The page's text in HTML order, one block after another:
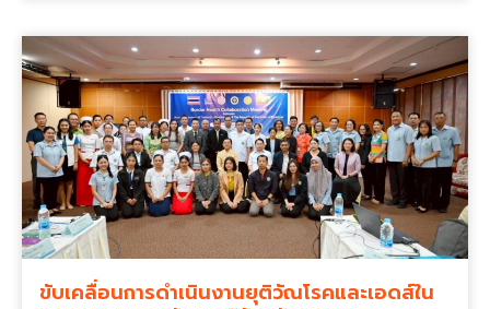
ขับเคลื่อนการดำเนินงานยุติวัณโรคและเอดส์ใน